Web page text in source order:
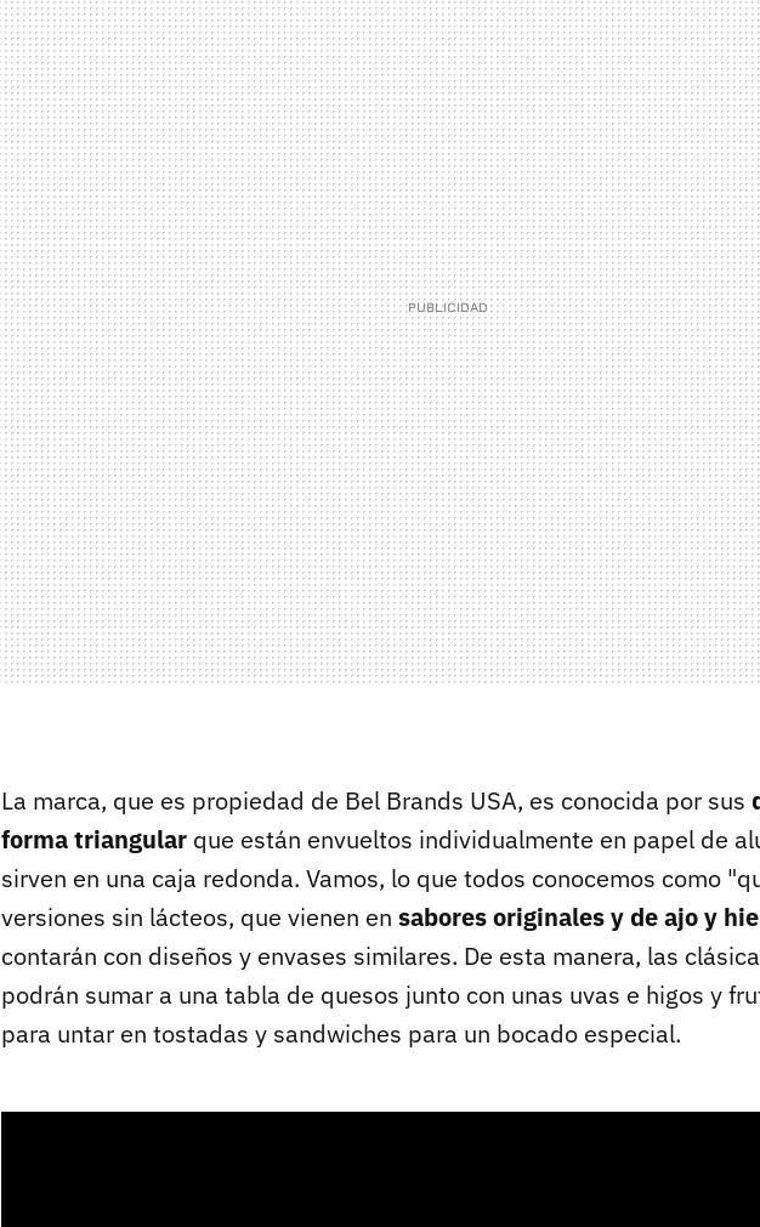
La marca, que es propiedad de Bel Brands USA, es conocida por sus
forma triangular que están envueltos individualmente en papel de
sirven en una caja redonda. Vamos, lo que todos conocemos como
versiones sin lácteos, que vienen en sabores originales y de ajo y
contarán con diseños y envases similares. De esta manera, las
podrán sumar a una tabla de quesos junto con unas uvas e higos y
para untar en tostadas y sandwiches para un bocado especial.